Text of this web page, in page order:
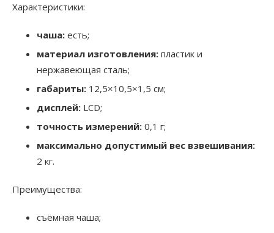
Характеристики:
чаша: есть;
материал изготовления: пластик и
нержавеющая сталь;
габариты: 12,5×10,5×1,5 см;
дисплей: LCD;
точность измерений: 0,1 г;
максимально допустимый вес взвешивания:
2 кг.
Преимущества:
съёмная чаша;